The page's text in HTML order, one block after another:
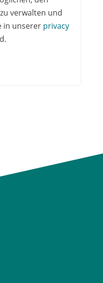
verwalten und
in unserer privacy